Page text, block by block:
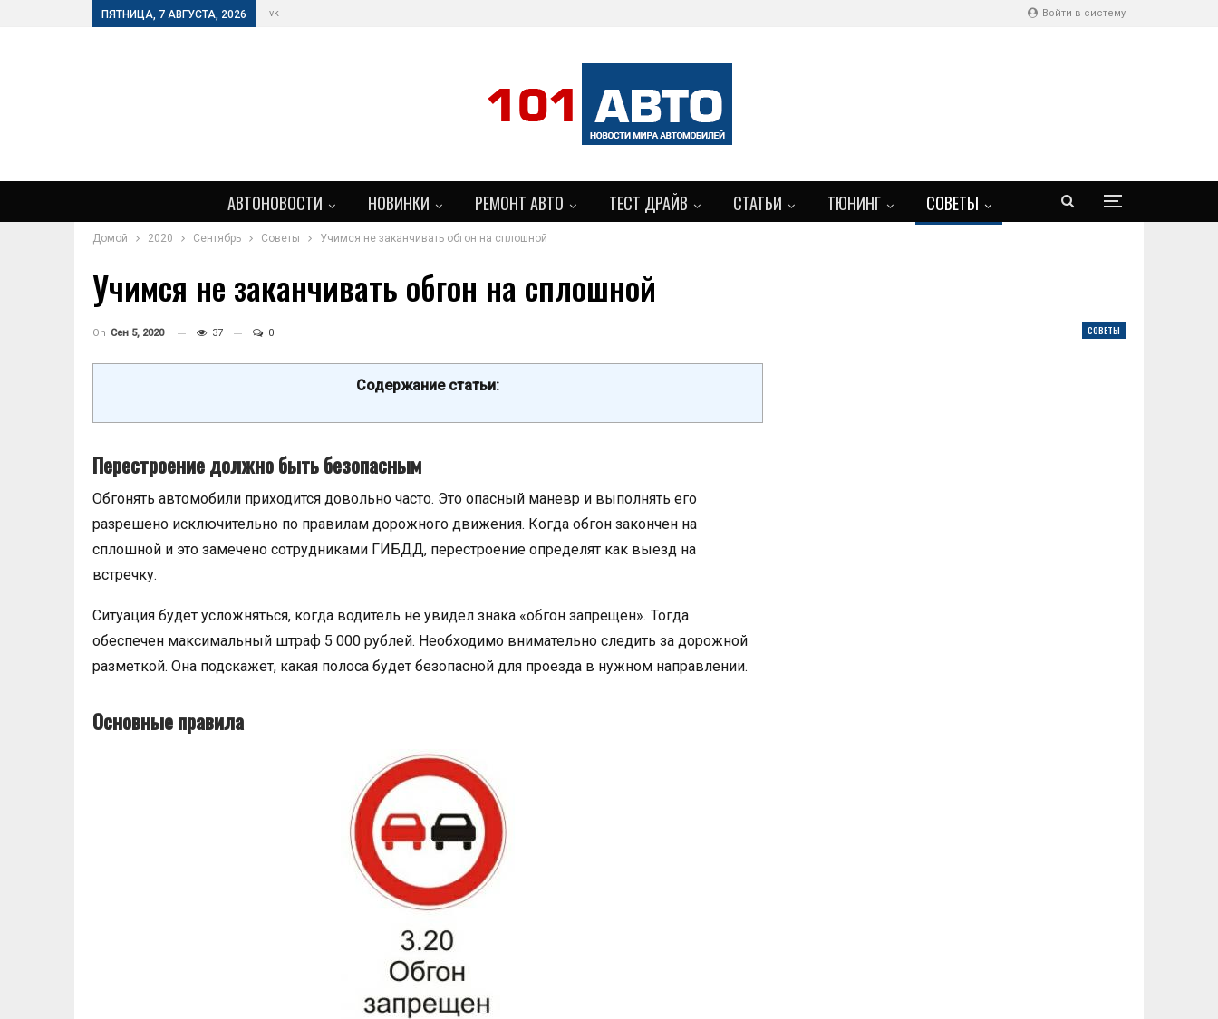
Войти в систему
ПЯТНИЦА, 7 АВГУСТА, 2026 vk
АВТОНОВОСТИ НОВИНКИ РЕМОНТ АВТО ТЕСТ ДРАЙВ СТАТЬИ ТЮНИНГ
СОВЕТЫ
Домой 2020 Сентябрь Советы Учимся не заканчивать обгон на сплошной
Учимся не заканчивать обгон на сплошной
СОВЕТЫ
On Сен 5, 2020 37 0
Содержание статьи:
Перестроение должно быть безопасным
Обгонять автомобили приходится довольно часто. Это опасный маневр и выполнять его
разрешено исключительно по правилам дорожного движения. Когда обгон закончен на
сплошной и это замечено сотрудниками ГИБДД, перестроение определят как выезд на
встречку.
Ситуация будет усложняться, когда водитель не увидел знака «обгон запрещен». Тогда
обеспечен максимальный штраф 5 000 рублей. Необходимо внимательно следить за дорожной
разметкой. Она подскажет, какая полоса будет безопасной для проезда в нужном направлении.
Основные правила